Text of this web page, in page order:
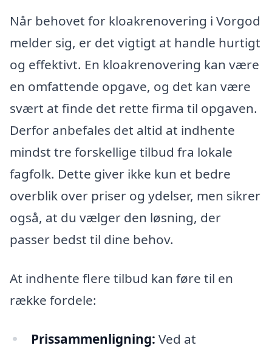
Når behovet for kloakrenovering i Vorgod
melder sig, er det vigtigt at handle hurtigt
og effektivt. En kloakrenovering kan være
en omfattende opgave, og det kan være
svært at finde det rette firma til opgaven.
Derfor anbefales det altid at indhente
mindst tre forskellige tilbud fra lokale
fagfolk. Dette giver ikke kun et bedre
overblik over priser og ydelser, men sikrer
også, at du vælger den løsning, der
passer bedst til dine behov.
At indhente flere tilbud kan føre til en
række fordele:
Prissammenligning: Ved at